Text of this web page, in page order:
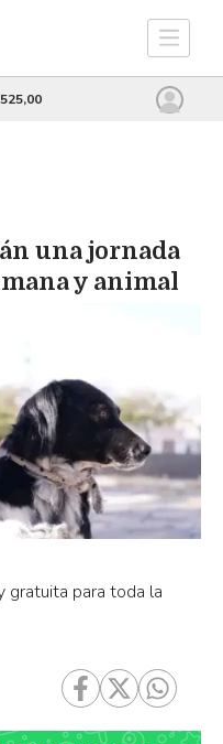
una jornada
y animal
gratuita para toda la